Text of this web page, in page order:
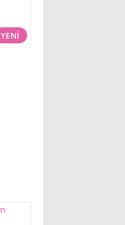
YENİ